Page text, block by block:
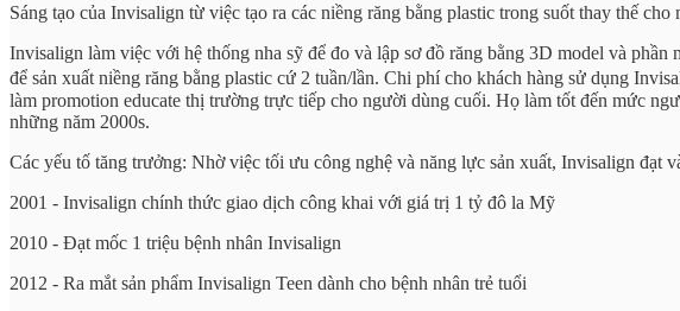
Sáng tạo của Invisalign từ việc tạo ra các niềng răng bằng plastic trong suốt thay thế cho
Invisalign làm việc với hệ thống nha sỹ để đo và lập sơ đồ răng bằng 3D model và
để sản xuất niềng răng bằng plastic cứ 2 tuần/lần. Chi phí cho khách hàng sử dụng
làm promotion educate thị trường trực tiếp cho người dùng cuối. Họ làm tốt đến mức
những năm 2000s.
Các yếu tố tăng trưởng: Nhờ việc tối ưu công nghệ và năng lực sản xuất, Invisalign đạt
2001 - Invisalign chính thức giao dịch công khai với giá trị 1 tỷ đô la Mỹ
2010 - Đạt mốc 1 triệu bệnh nhân Invisalign
2012 - Ra mắt sản phẩm Invisalign Teen dành cho bệnh nhân trẻ tuổi